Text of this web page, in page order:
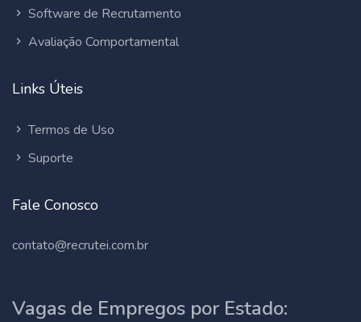
Software de Recrutamento
Avaliação Comportamental
Links Úteis
Termos de Uso
Suporte
Fale Conosco
contato@recrutei.com.br
Vagas de Empregos por Estado: